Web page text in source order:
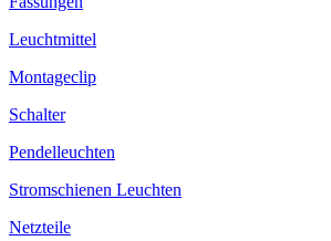
Leuchtmittel
Montageclip
Schalter
Pendelleuchten
Stromschienen Leuchten
Netzteile